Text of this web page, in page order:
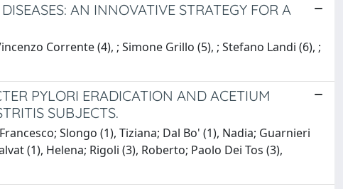
AN INNOVATIVE STRATEGY FOR A
Corrente (4), ; Simone Grillo (5), ; Stefano Landi (6), ;
PYLORI ERADICATION AND ACETIUM
SUBJECTS.
Slongo (1), Tiziana; Dal Bo' (1), Nadia; Guarnieri
(1), Helena; Rigoli (3), Roberto; Paolo Dei Tos (3),